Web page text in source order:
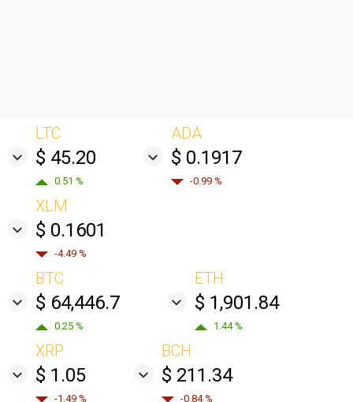
LTC
$ 45.20
0.51 %
ADA
$ 0.1917
-0.99 %
XLM
$ 0.1601
-4.49 %
BTC
$ 64,446.7
0.25 %
ETH
$ 1,901.84
1.44 %
XRP
$ 1.05
-1.49 %
BCH
$ 211.34
-0.84 %